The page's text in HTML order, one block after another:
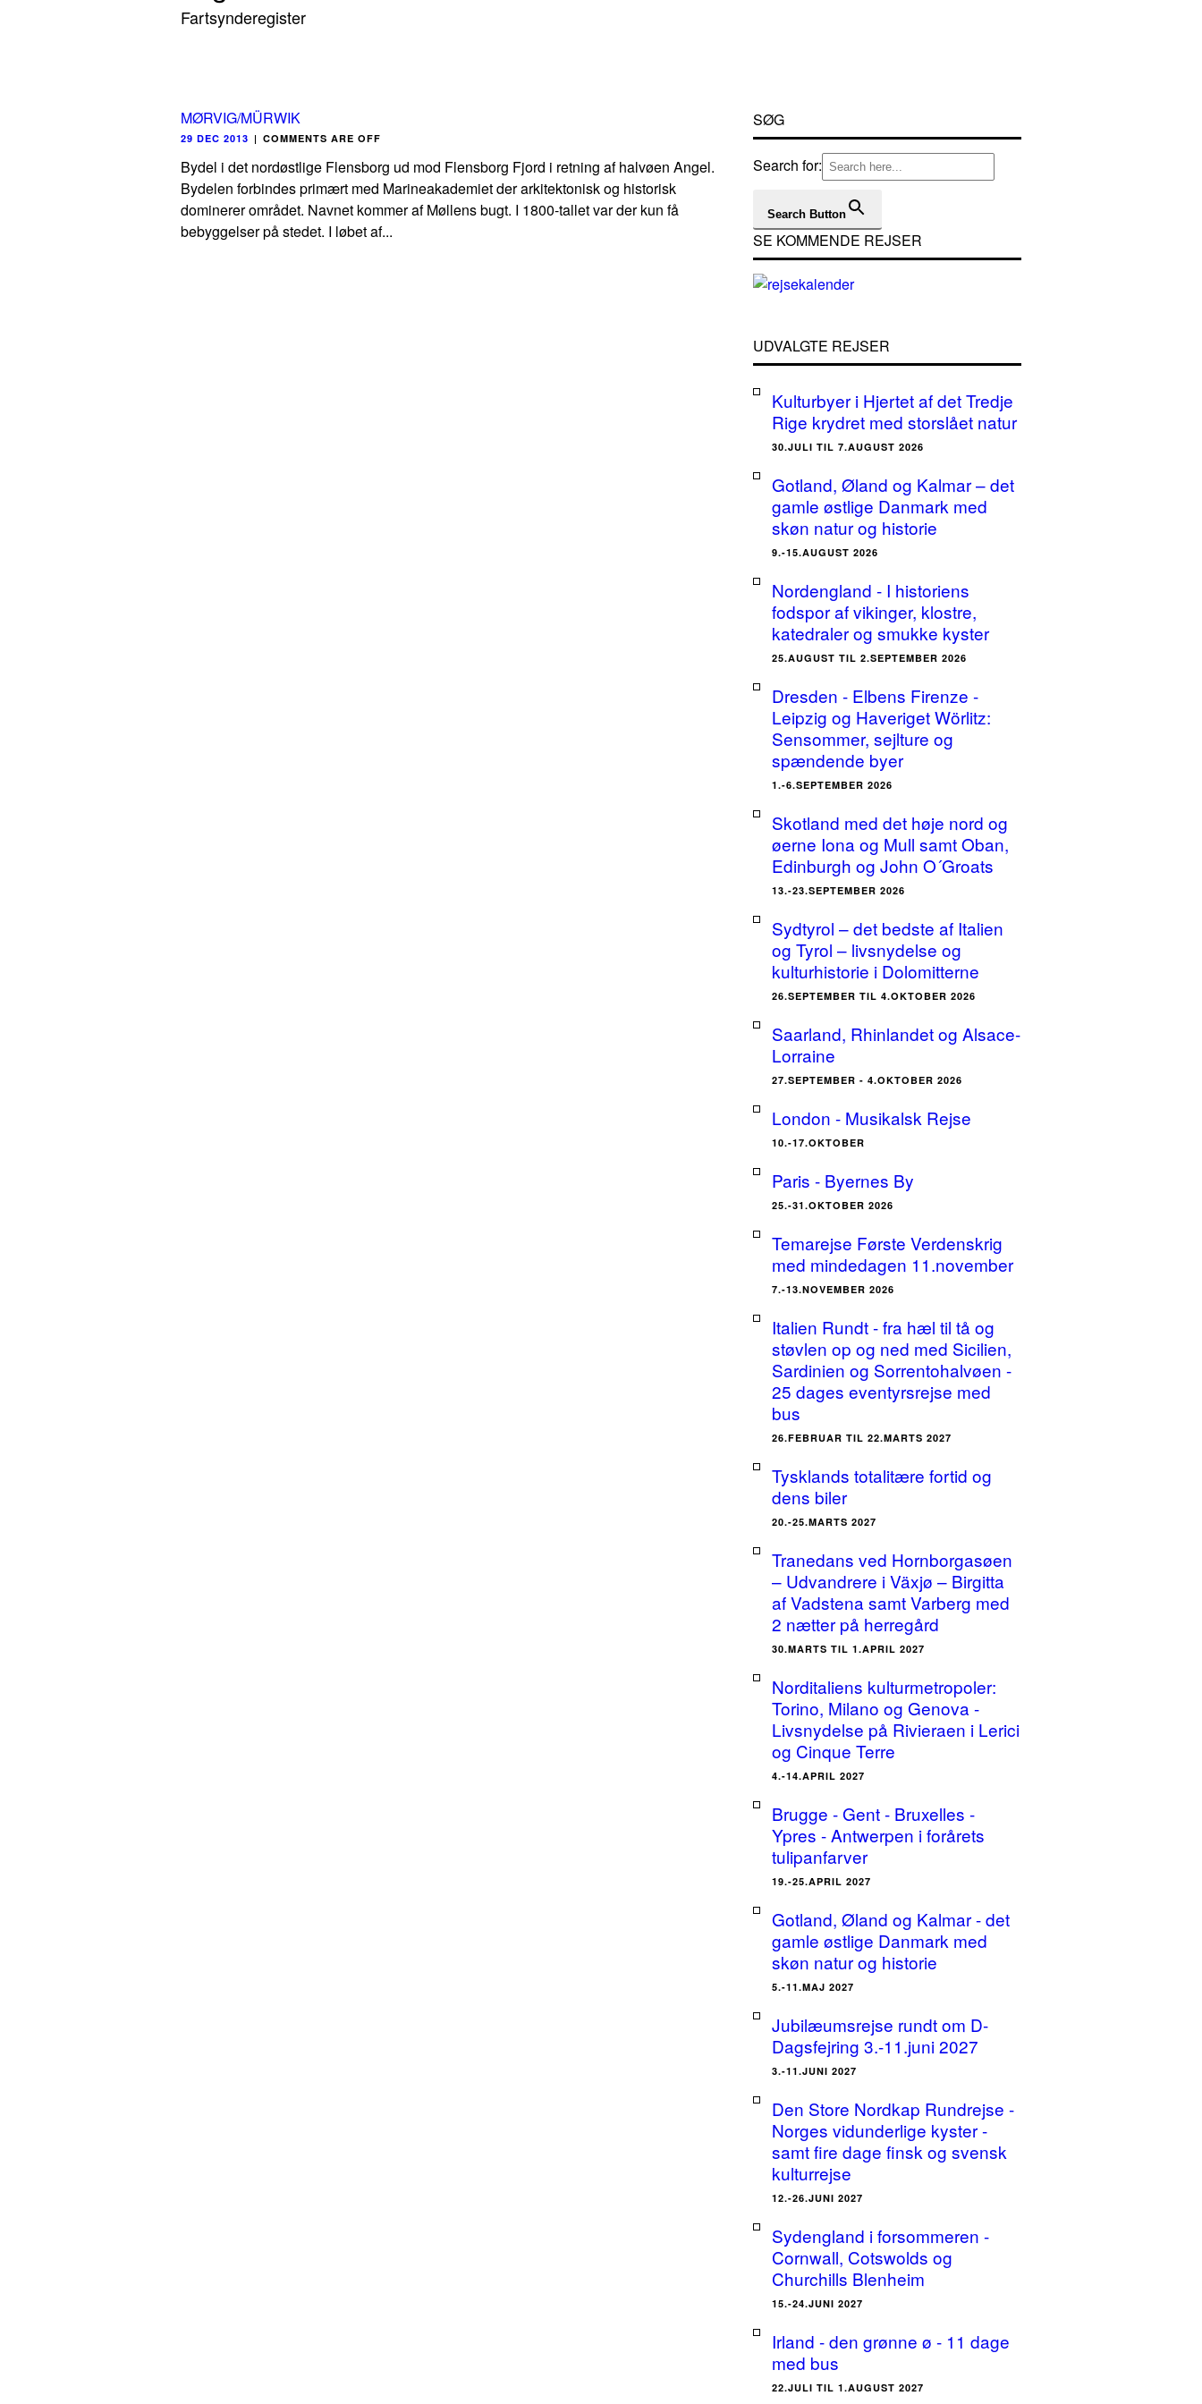
Fartsynderegister
MØRVIG/MÜRWIK
29 DEC 2013 | COMMENTS ARE OFF
Bydel i det nordøstlige Flensborg ud mod Flensborg Fjord i retning af halvøen Angel.
Bydelen forbindes primært med Marineakademiet der arkitektonisk og historisk
dominerer området. Navnet kommer af Møllens bugt. I 1800-tallet var der kun få
bebyggelser på stedet. I løbet af...
SØG
Search for:
Search Button
SE KOMMENDE REJSER
UDVALGTE REJSER
Kulturbyer i Hjertet af det Tredje
Rige krydret med storslået natur
30.JULI TIL 7.AUGUST 2026
Gotland, Øland og Kalmar – det
gamle østlige Danmark med
skøn natur og historie
9.-15.AUGUST 2026
Nordengland - I historiens
fodspor af vikinger, klostre,
katedraler og smukke kyster
25.AUGUST TIL 2.SEPTEMBER 2026
Dresden - Elbens Firenze -
Leipzig og Haveriget Wörlitz:
Sensommer, sejlture og
spændende byer
1.-6.SEPTEMBER 2026
Skotland med det høje nord og
øerne Iona og Mull samt Oban,
Edinburgh og John O´Groats
13.-23.SEPTEMBER 2026
Sydtyrol – det bedste af Italien
og Tyrol – livsnydelse og
kulturhistorie i Dolomitterne
26.SEPTEMBER TIL 4.OKTOBER 2026
Saarland, Rhinlandet og Alsace-
Lorraine
27.SEPTEMBER - 4.OKTOBER 2026
London - Musikalsk Rejse
10.-17.OKTOBER
Paris - Byernes By
25.-31.OKTOBER 2026
Temarejse Første Verdenskrig
med mindedagen 11.november
7.-13.NOVEMBER 2026
Italien Rundt - fra hæl til tå og
støvlen op og ned med Sicilien,
Sardinien og Sorrentohalvøen -
25 dages eventyrsrejse med
bus
26.FEBRUAR TIL 22.MARTS 2027
Tysklands totalitære fortid og
dens biler
20.-25.MARTS 2027
Tranedans ved Hornborgasøen
– Udvandrere i Växjø – Birgitta
af Vadstena samt Varberg med
2 nætter på herregård
30.MARTS TIL 1.APRIL 2027
Norditaliens kulturmetropoler:
Torino, Milano og Genova -
Livsnydelse på Rivieraen i Lerici
og Cinque Terre
4.-14.APRIL 2027
Brugge - Gent - Bruxelles -
Ypres - Antwerpen i forårets
tulipanfarver
19.-25.APRIL 2027
Gotland, Øland og Kalmar - det
gamle østlige Danmark med
skøn natur og historie
5.-11.MAJ 2027
Jubilæumsrejse rundt om D-
Dagsfejring 3.-11.juni 2027
3.-11.JUNI 2027
Den Store Nordkap Rundrejse -
Norges vidunderlige kyster -
samt fire dage finsk og svensk
kulturrejse
12.-26.JUNI 2027
Sydengland i forsommeren -
Cornwall, Cotswolds og
Churchills Blenheim
15.-24.JUNI 2027
Irland - den grønne ø - 11 dage
med bus
22.JULI TIL 1.AUGUST 2027